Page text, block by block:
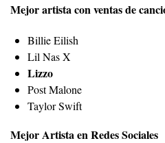
Mejor artista con ventas de
Billie Eilish
Lil Nas X
Lizzo
Post Malone
Taylor Swift
Mejor Artista en Redes Sociales